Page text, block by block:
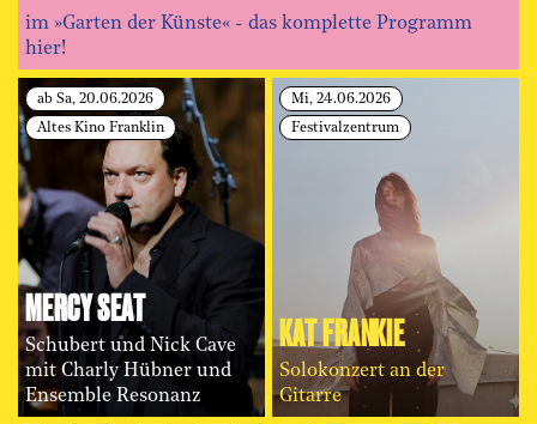
im »Garten der Künste« - das komplette Programm
hier!
ab Sa, 20.06.2026
Altes Kino Franklin
MERCY SEAT
Schubert und Nick Cave
mit Charly Hübner und
Ensemble Resonanz
Mi, 24.06.2026
Festivalzentrum
KAT FRANKIE
Solokonzert an der
Gitarre